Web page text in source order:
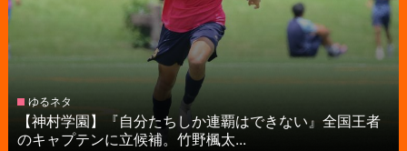
ゆるネタ
【神村学園】『自分たちしか連覇はできない』全国王者
のキャプテンに立候補。竹野楓太...